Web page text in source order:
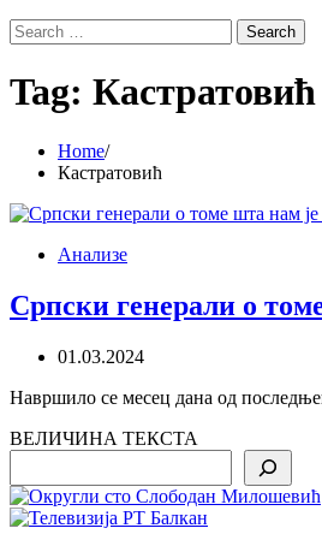
Search
for:
Tag: Кастратовић
Home
Кастратовић
Анализе
Српски генерали о
01.03.2024
Навршило се месец дана од
ВЕЛИЧИНА ТЕКСТА